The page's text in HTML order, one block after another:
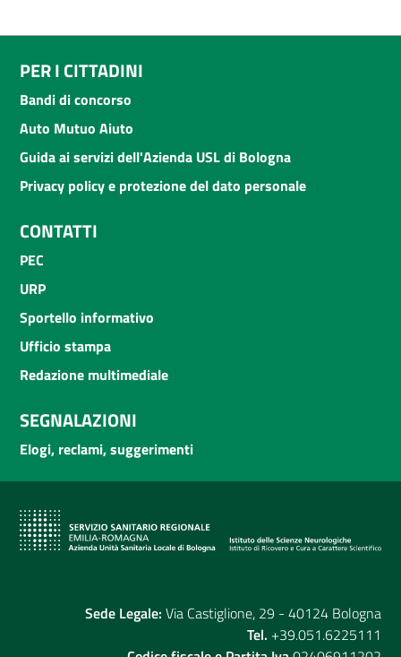
PER I CITTADINI
Bandi di concorso
Auto Mutuo Aiuto
Guida ai servizi dell'Azienda USL di Bologna
Privacy policy e protezione del dato personale
CONTATTI
PEC
URP
Sportello informativo
Ufficio stampa
Redazione multimediale
SEGNALAZIONI
Elogi, reclami, suggerimenti
Sede Legale: Via Castiglione, 29 - 40124 Bologna
Tel. +39.051.6225111